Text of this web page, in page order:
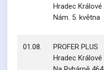
Hradec Králové
Nám. 5. května
01.08.
PROFER PLUS
Hradec Králové